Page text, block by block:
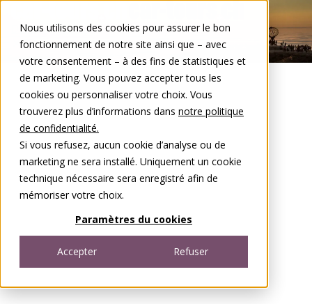
Nous utilisons des cookies pour assurer le bon
fonctionnement de notre site ainsi que – avec
votre consentement – à des fins de statistiques et
de marketing. Vous pouvez accepter tous les
cookies ou personnaliser votre choix. Vous
trouverez plus d’informations dans notre politique
de confidentialité.
Si vous refusez, aucun cookie d’analyse ou de
marketing ne sera installé. Uniquement un cookie
technique nécessaire sera enregistré afin de
mémoriser votre choix.
Paramètres du cookies
Accepter Refuser
DEFR
Open menu